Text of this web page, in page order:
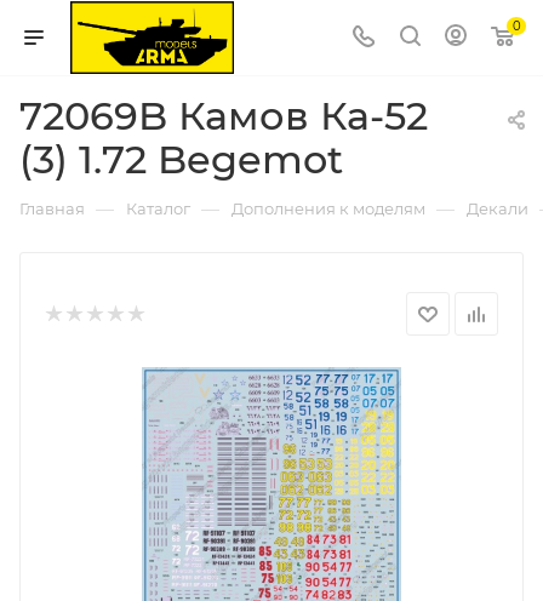
0
72069B Камов Ка-52
(3) 1.72 Begemot
Главная — Каталог — Дополнения к моделям — Декали